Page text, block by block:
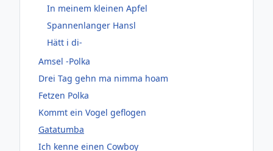
In meinem kleinen Apfel
Spannenlanger Hansl
Hätt i di-
Amsel -Polka
Drei Tag gehn ma nimma hoam
Fetzen Polka
Kommt ein Vogel geflogen
Gatatumba
Ich kenne einen Cowboy